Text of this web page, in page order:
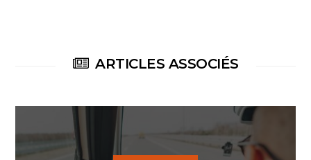
ARTICLES ASSOCIÉS